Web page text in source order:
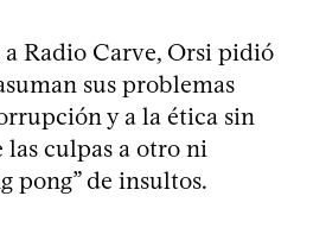
Radio Carve, Orsi pidió
sus problemas
y a la ética sin
culpas a otro ni
pong” de insultos.